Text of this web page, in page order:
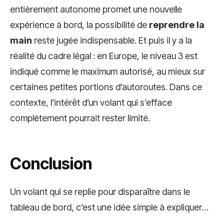
entièrement autonome promet une nouvelle
expérience à bord, la possibilité de reprendre la
main reste jugée indispensable. Et puis il y a la
réalité du cadre légal : en Europe, le niveau 3 est
indiqué comme le maximum autorisé, au mieux sur
certaines petites portions d’autoroutes. Dans ce
contexte, l’intérêt d’un volant qui s’efface
complètement pourrait rester limité.
Conclusion
Un volant qui se replie pour disparaître dans le
tableau de bord, c’est une idée simple à expliquer…